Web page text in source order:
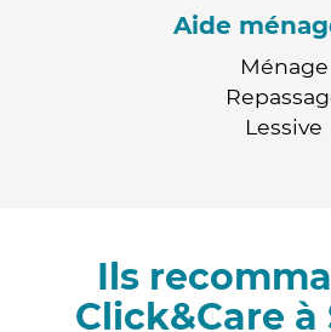
Aide
Ménage
Lessive
Ils
Click&Care à